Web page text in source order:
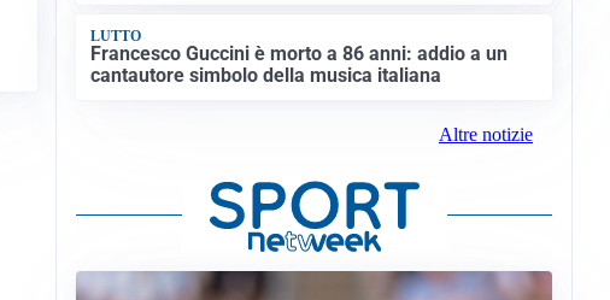
LUTTO
Francesco Guccini è morto a 86 anni: addio a un
cantautore simbolo della musica italiana
Altre notizie